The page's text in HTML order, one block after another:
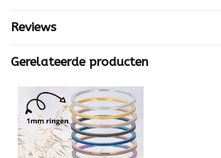
Reviews
Gerelateerde producten